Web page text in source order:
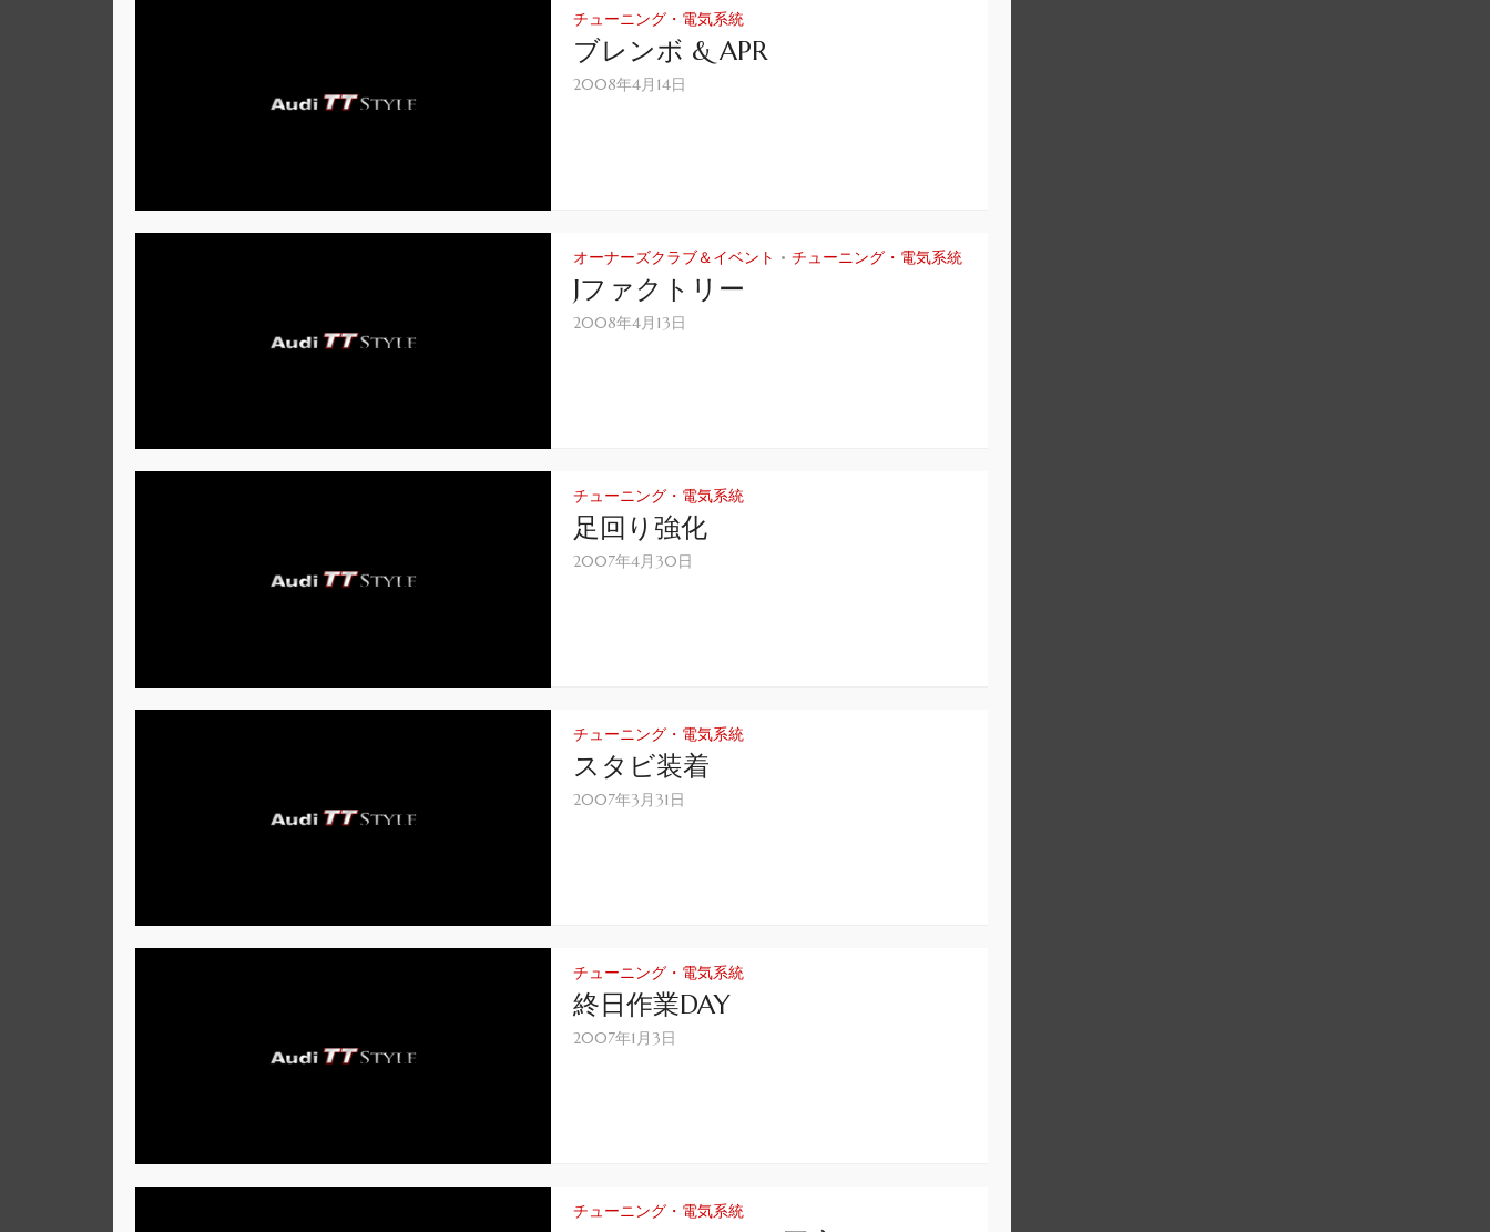
チューニング・電気系統
ブレンボ & APR
2008年4月14日
オーナーズクラブ＆イベント • チューニング・電気系統
Jファクトリー
2008年4月13日
チューニング・電気系統
足回り強化
2007年4月30日
チューニング・電気系統
スタビ装着
2007年3月31日
チューニング・電気系統
終日作業DAY
2007年1月3日
チューニング・電気系統